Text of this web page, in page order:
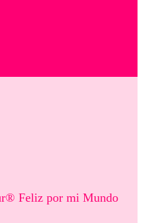
Feliz por mi Mundo